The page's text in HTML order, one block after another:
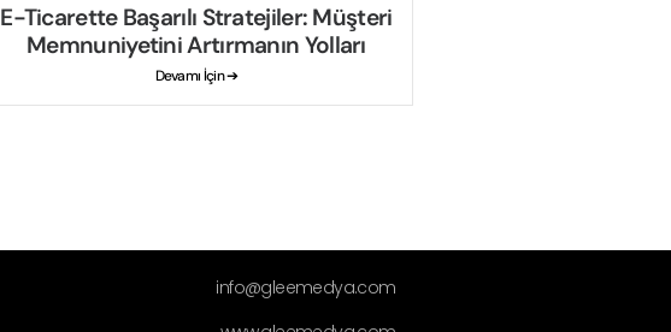
E-Ticarette Başarılı Stratejiler: Müşteri
Memnuniyetini Artırmanın Yolları
Devamı İçin ➔
info@gleemedya.com